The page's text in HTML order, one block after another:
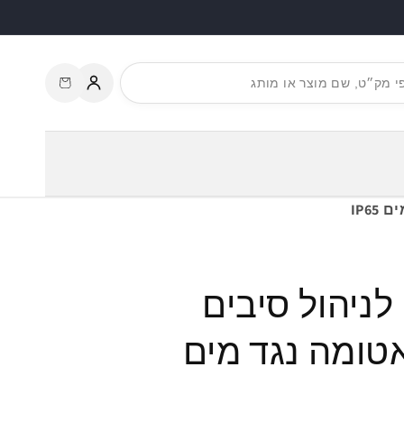
התחברות
קניות
תיבת מסוף FTTH לניהול סיבים
אטומה נגד מים